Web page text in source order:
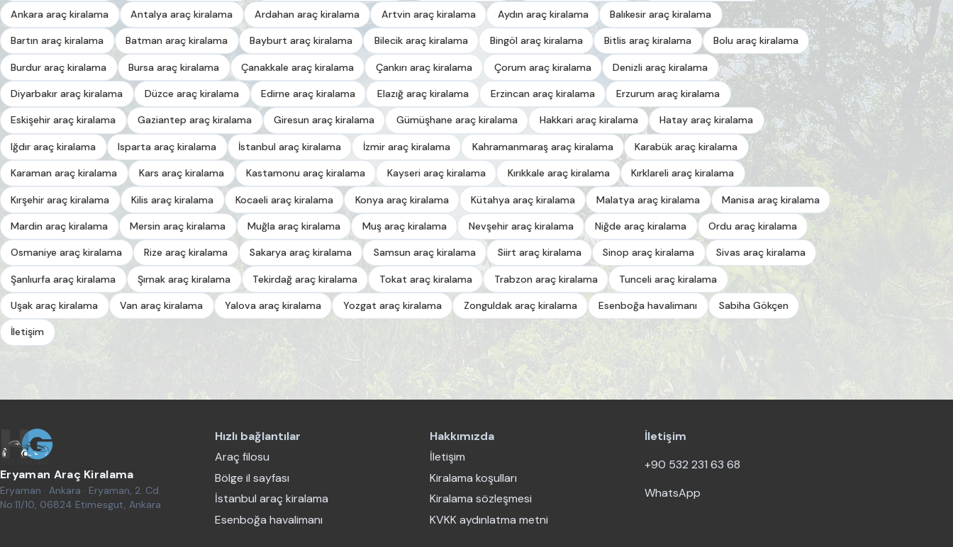
Ankara araç kiralama Antalya araç kiralama Ardahan araç kiralama Artvin araç kiralama Aydın araç kiralama Balıkesir araç kiralama
Bartın araç kiralama Batman araç kiralama Bayburt araç kiralama Bilecik araç kiralama Bingöl araç kiralama Bitlis araç kiralama Bolu araç kiralama
Burdur araç kiralama Bursa araç kiralama Çanakkale araç kiralama Çankırı araç kiralama Çorum araç kiralama Denizli araç kiralama
Diyarbakır araç kiralama Düzce araç kiralama Edirne araç kiralama Elazığ araç kiralama Erzincan araç kiralama Erzurum araç kiralama
Eskişehir araç kiralama Gaziantep araç kiralama Giresun araç kiralama Gümüşhane araç kiralama Hakkari araç kiralama Hatay araç kiralama
Iğdır araç kiralama Isparta araç kiralama İstanbul araç kiralama İzmir araç kiralama Kahramanmaraş araç kiralama Karabük araç kiralama
Karaman araç kiralama Kars araç kiralama Kastamonu araç kiralama Kayseri araç kiralama Kırıkkale araç kiralama Kırklareli araç kiralama
Kırşehir araç kiralama Kilis araç kiralama Kocaeli araç kiralama Konya araç kiralama Kütahya araç kiralama Malatya araç kiralama Manisa araç kiralama
Mardin araç kiralama Mersin araç kiralama Muğla araç kiralama Muş araç kiralama Nevşehir araç kiralama Niğde araç kiralama Ordu araç kiralama
Osmaniye araç kiralama Rize araç kiralama Sakarya araç kiralama Samsun araç kiralama Siirt araç kiralama Sinop araç kiralama Sivas araç kiralama
Şanlıurfa araç kiralama Şırnak araç kiralama Tekirdağ araç kiralama Tokat araç kiralama Trabzon araç kiralama Tunceli araç kiralama
Uşak araç kiralama Van araç kiralama Yalova araç kiralama Yozgat araç kiralama Zonguldak araç kiralama Esenboğa havalimanı Sabiha Gökçen
İletişim
Eryaman Araç Kiralama
Eryaman · Ankara · Eryaman, 2. Cd.
No:11/10, 06824 Etimesgut, Ankara
Hızlı bağlantılar
Araç filosu
Bölge il sayfası
İstanbul araç kiralama
Esenboğa havalimanı
Hakkımızda
İletişim
Kiralama koşulları
Kiralama sözleşmesi
KVKK aydınlatma metni
İletişim
+90 532 231 63 68
WhatsApp